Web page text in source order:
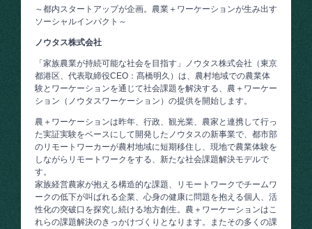
～都内スタートアップが企画。農業＋ワーケーションが生み出す
ソーシャルインパクト～
ノウタス株式会社
「家族農業が持続可能な社会を目指す」ノウタス株式会社（東京
都港区、代表取締役CEO：髙橋明久）は、農村地域での農業体
験とワーケーションを通じて社会課題を解決する、農＋ワーケー
ション（ノウタスワーケーション）の提供を開始します。
農＋ワーケーションは昨年、行政、観光業、農家と連携して行っ
た実証実験をベースにして開発したノウタスの新事業で、都市部
のリモートワーカーが農村地域に短期移住し、現地で農業体験を
しながらリモートワークをする、新たな社会課題解決モデルで
す。
家族経営農家が抱える構造的な課題、リモートワークでチームワ
ークの低下が叫ばれる企業、心身の健康に問題を抱える個人、活
性化の突破口を探究し続ける地方創生。農＋ワーケーションはこ
れらの課題解決のきっかけづくりとなります。またその多くの課